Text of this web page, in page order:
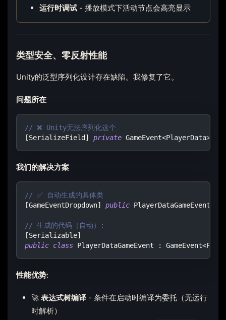
运行时调试- 播放模式下活动节点会高亮显示
类型安全、零反射性能
Unity的泛型序列化设计存在缺陷。我修复了它。
问题所在
// ❌ Unity无法序列化这个
[SerializeField ] private GameEvent<PlayerData>
我们的解决方案
// ✅ 自动生成的具体类
[GameEventDropdown] public PlayerDataGameEvent
// 生成的代码（自动）:
[Serializable]
public class PlayerDataGameEvent : GameEvent<
性能优势:
🚀 表达式树编译- 条件在启动时编译为委托（无运行
时解析）